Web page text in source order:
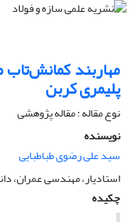
مهاربند کمانش‌تاب
پلیمری کربن
نوع مقاله : مقاله پژوهشی
نویسنده
سید علی رضوی طباطبایی
استادیار، مهندسی عمران،
چکیده